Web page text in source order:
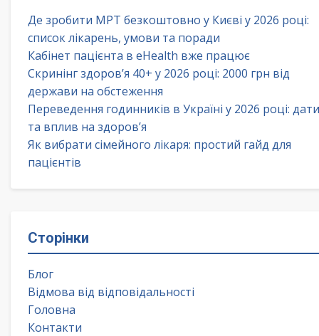
Де зробити МРТ безкоштовно у Києві у 2026 році:
список лікарень, умови та поради
Кабінет пацієнта в eHealth вже працює
Скринінг здоров’я 40+ у 2026 році: 2000 грн від
держави на обстеження
Переведення годинників в Україні у 2026 році: дати
та вплив на здоров’я
Як вибрати сімейного лікаря: простий гайд для
пацієнтів
Сторінки
Блог
Відмова від відповідальності
Головна
Контакти